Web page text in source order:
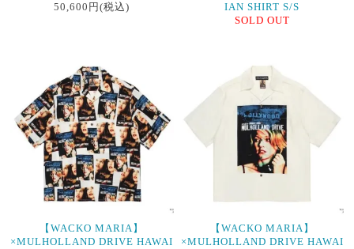
50,600円(税込)
IAN SHIRT S/S
SOLD OUT
【WACKO MARIA】
×MULHOLLAND DRIVE HAWAI
【WACKO MARIA】
×MULHOLLAND DRIVE HAWAI